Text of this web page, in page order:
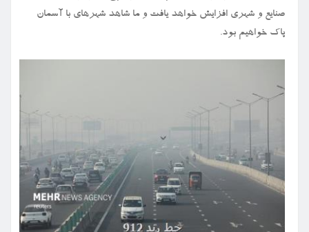
صنایع و شهری افزایش خواهد یافت و ما شاهد شهرهای با آسمان
پاک خواهیم بود.